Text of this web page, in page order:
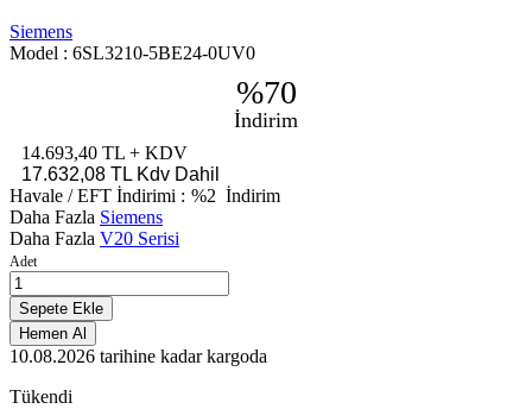
Siemens
Model : 6SL3210-5BE24-0UV0
%70
İndirim
14.693,40 TL + KDV
17.632,08 TL Kdv Dahil
Havale / EFT İndirimi : %2 İndirim
Daha Fazla Siemens
Daha Fazla V20 Serisi
Adet
Sepete Ekle
Hemen Al
10.08.2026 tarihine kadar kargoda
Tükendi